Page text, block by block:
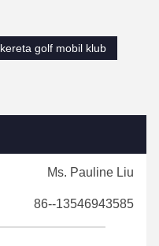
kereta golf mobil klub
Ms. Pauline Liu
86--13546943585